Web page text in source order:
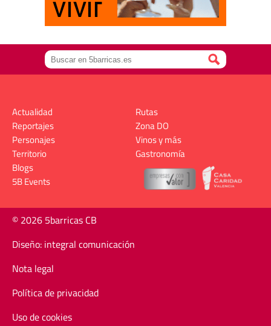
Actualidad
Reportajes
Personajes
Territorio
Rutas
Zona DO
Vinos y más
Gastronomía
Blogs
5B Events
© 2026 5barricas CB
Diseño: integral comunicación
Nota legal
Política de privacidad
Uso de cookies